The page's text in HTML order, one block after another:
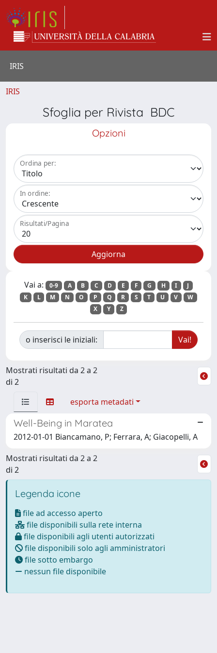
IRIS
IRIS
Sfoglia per Rivista BDC
Opzioni
Ordina per:
In ordine:
Risultati/Pagina
Vai a: 0-9 A B C D E F G H I
J
K
L M N O P Q R S T U V
W
X
Y Z
o inserisci le iniziali:
Mostrati risultati da 2 a 2
di 2
esporta metadati
Well-Being in Maratea
2012-01-01 Biancamano, P; Ferrara, A; Giacopelli, A
Mostrati risultati da 2 a 2
di 2
Legenda icone
file ad accesso aperto
file disponibili sulla rete interna
file disponibili agli utenti autorizzati
file disponibili solo agli amministratori
file sotto embargo
nessun file disponibile